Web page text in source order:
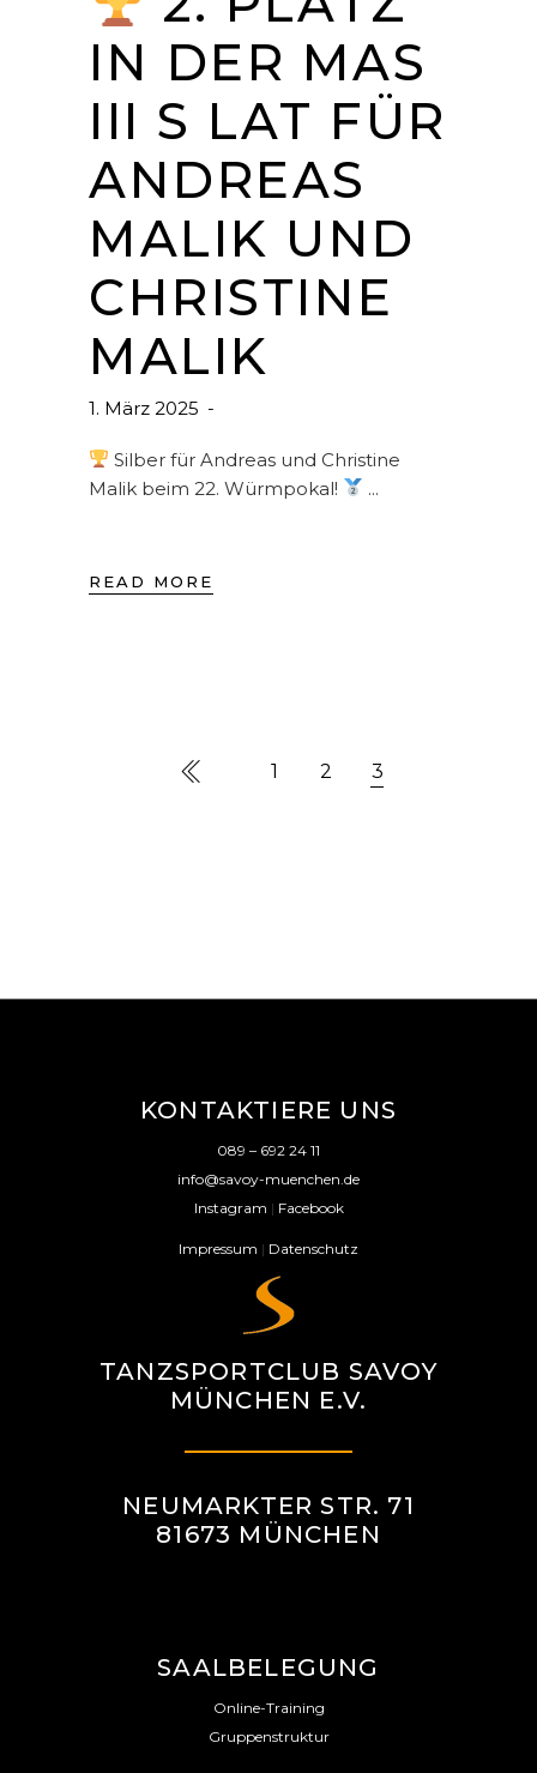
IN DER MAS
III S LAT FÜR
ANDREAS
MALIK UND
CHRISTINE
MALIK
1. März 2025
Silber für Andreas und Christine
Malik beim 22. Würmpokal!
READ MORE
1 2 3
KONTAKTIERE UNS
089 – 692 24 11
info@savoy-muenchen.de
Instagram | Facebook
Impressum | Datenschutz
TANZSPORTCLUB SAVOY
MÜNCHEN E.V.
NEUMARKTER STR. 71
81673 MÜNCHEN
SAALBELEGUNG
Online-Training
Gruppenstruktur